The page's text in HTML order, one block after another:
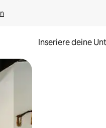
Inseriere deine